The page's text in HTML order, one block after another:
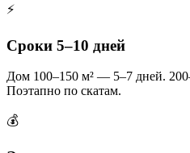
⚡
Сроки 5–10 дней
Дом 100–150 м² — 5–7 дней.
Поэтапно по скатам.
💰